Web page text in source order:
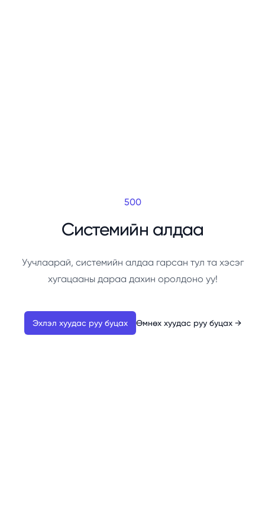
500
Системийн алдаа
Уучлаарай, системийн алдаа гарсан тул та хэсэг
хугацааны дараа дахин оролдоно уу!
Эхлэл хуудас руу буцах Өмнөх хуудас руу буцах →